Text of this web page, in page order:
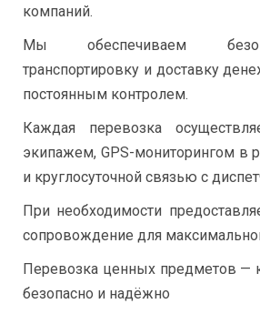
компаний.
Мы обеспечиваем
транспортировку и доставку
постоянным контролем.
Каждая перевозка
экипажем, GPS-мониторингом в
и круглосуточной связью с
При необходимости
сопровождение для
Перевозка ценных предметов —
безопасно и надёжно